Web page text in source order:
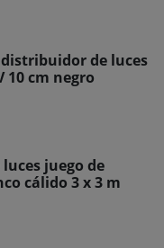
de luces
10 cm negro
juego de
cálido 3 x 3 m